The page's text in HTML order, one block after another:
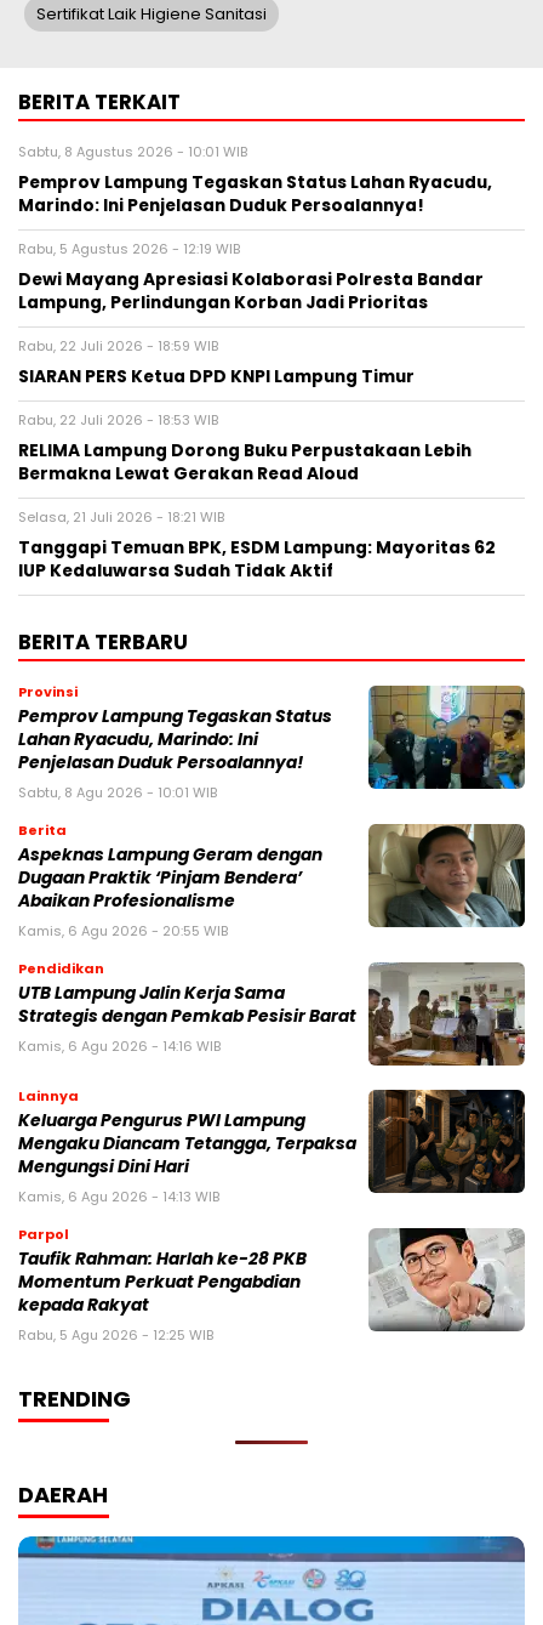
Sertifikat Laik Higiene Sanitasi
BERITA TERKAIT
Sabtu, 8 Agustus 2026 - 10:01 WIB
Pemprov Lampung Tegaskan Status Lahan Ryacudu,
Marindo: Ini Penjelasan Duduk Persoalannya!
Rabu, 5 Agustus 2026 - 12:19 WIB
Dewi Mayang Apresiasi Kolaborasi Polresta Bandar
Lampung, Perlindungan Korban Jadi Prioritas
Rabu, 22 Juli 2026 - 18:59 WIB
SIARAN PERS Ketua DPD KNPI Lampung Timur
Rabu, 22 Juli 2026 - 18:53 WIB
RELIMA Lampung Dorong Buku Perpustakaan Lebih
Bermakna Lewat Gerakan Read Aloud
Selasa, 21 Juli 2026 - 18:21 WIB
Tanggapi Temuan BPK, ESDM Lampung: Mayoritas 62
IUP Kedaluwarsa Sudah Tidak Aktif
BERITA TERBARU
Provinsi
Pemprov Lampung Tegaskan Status
Lahan Ryacudu, Marindo: Ini
Penjelasan Duduk Persoalannya!
Sabtu, 8 Agu 2026 - 10:01 WIB
Berita
Aspeknas Lampung Geram dengan
Dugaan Praktik ‘Pinjam Bendera’
Abaikan Profesionalisme
Kamis, 6 Agu 2026 - 20:55 WIB
Pendidikan
UTB Lampung Jalin Kerja Sama
Strategis dengan Pemkab Pesisir Barat
Kamis, 6 Agu 2026 - 14:16 WIB
Lainnya
Keluarga Pengurus PWI Lampung
Mengaku Diancam Tetangga, Terpaksa
Mengungsi Dini Hari
Kamis, 6 Agu 2026 - 14:13 WIB
Parpol
Taufik Rahman: Harlah ke-28 PKB
Momentum Perkuat Pengabdian
kepada Rakyat
Rabu, 5 Agu 2026 - 12:25 WIB
TRENDING
DAERAH